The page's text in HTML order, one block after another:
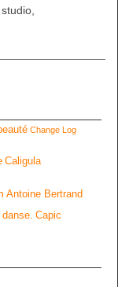
Change Log
Caligula
Antoine Bertrand
Capic